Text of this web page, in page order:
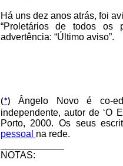
Há uns dez anos atrás, foi
“Proletários de todos os
advertência: “Último aviso”.
(*) Ângelo Novo é co-
independente, autor de ‘O
Porto, 2000. Os seus
pessoal na rede.
NOTAS: